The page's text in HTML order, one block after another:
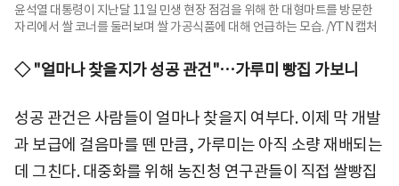
윤석열 대통령이 지난달 11일 민생 현장 점검을 위해 한 대형마트를 방문한
자리에서 쌀 코너를 둘러보며 쌀 가공식품에 대해 언급하는 모습. /YTN 캡처
◇ "얼마나 찾을지가 성공 관건"…가루미 빵집 가보니
성공 관건은 사람들이 얼마나 찾을지 여부다. 이제 막 개발
과 보급에 걸음마를 뗀 만큼, 가루미는 아직 소량 재배되는
데 그친다. 대중화를 위해 농진청 연구관들이 직접 쌀빵집